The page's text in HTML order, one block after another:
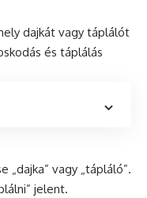
dajkát vagy táplálót
és táplálás
„dajka” vagy „tápláló”.
jelent.